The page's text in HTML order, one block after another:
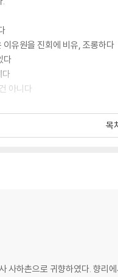
유원을 진회에 비유, 조롱하다
다
아니다
다
목
사하촌으로 귀향하였다. 향리